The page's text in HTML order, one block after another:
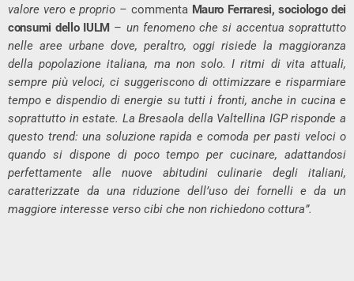
valore vero e proprio – commenta Mauro Ferraresi, sociologo dei
consumi dello IULM – un fenomeno che si accentua soprattutto
nelle aree urbane dove, peraltro, oggi risiede la maggioranza
della popolazione italiana, ma non solo. I ritmi di vita attuali,
sempre più veloci, ci suggeriscono di ottimizzare e risparmiare
tempo e dispendio di energie su tutti i fronti, anche in cucina e
soprattutto in estate. La Bresaola della Valtellina IGP risponde a
questo trend: una soluzione rapida e comoda per pasti veloci o
quando si dispone di poco tempo per cucinare, adattandosi
perfettamente alle nuove abitudini culinarie degli italiani,
caratterizzate da una riduzione dell’uso dei fornelli e da un
maggiore interesse verso cibi che non richiedono cottura”.